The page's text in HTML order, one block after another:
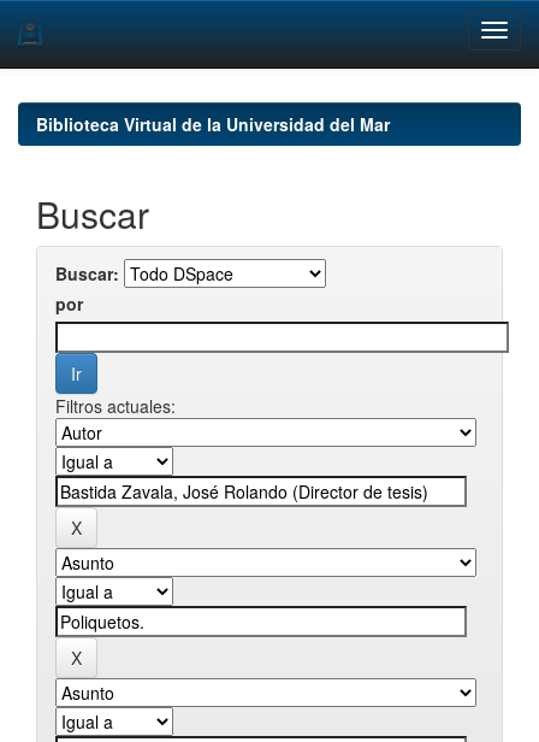
navigationBiblioteca Virtual de la Universidad del Mar
Buscar
Buscar:
por
Filtros actuales: